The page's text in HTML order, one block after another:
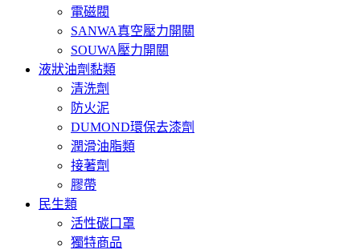
電磁閥
SANWA真空壓力開關
SOUWA壓力開關
液狀油劑黏類
清洗劑
防火泥
DUMOND環保去漆劑
潤滑油脂類
接著劑
膠帶
民生類
活性碳口罩
獨特商品